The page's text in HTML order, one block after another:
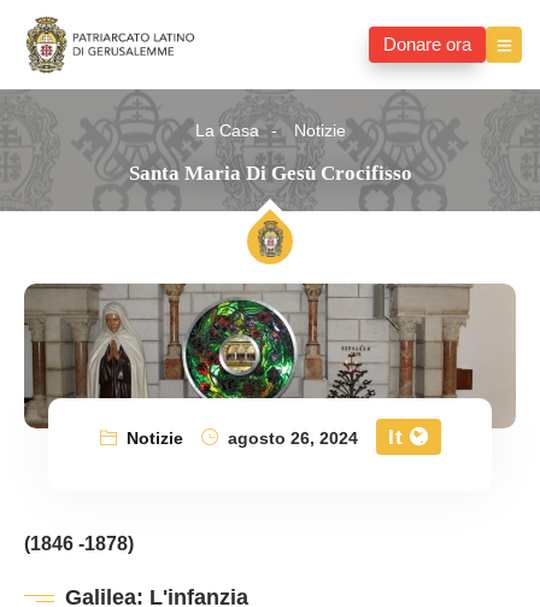
Donare ora
La Casa Notizie
Santa Maria Di Gesù Crocifisso
Notizie agosto 26, 2024 It
(1846 -1878)
Galilea: L'infanzia